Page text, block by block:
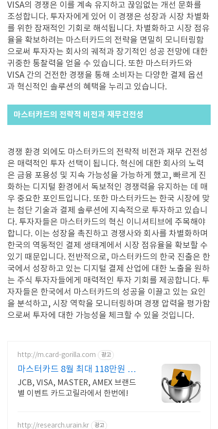
VISA의 경쟁은 이를 계속 유지하고 끊임없는 개선 문화를
조성합니다. 투자자에게 있어 이 경쟁은 성장과 시장 차별화
를 위한 잠재적인 기회로 해석됩니다. 차별화하고 시장 점유
율을 확보하려는 마스터카드의 전략을 면밀히 모니터링함
으로써 투자자는 회사의 궤적과 장기적인 성공 전망에 대한
귀중한 통찰력을 얻을 수 있습니다. 또한 마스터카드와
VISA 간의 건전한 경쟁을 통해 소비자는 다양한 결제 옵션
과 혁신적인 솔루션의 혜택을 누리고 있습니다.
마스터카드의 전략적 비전과 재무건전성
경쟁 환경 외에도 마스터카드의 전략적 비전과 재무 건전성
은 매력적인 투자 선택이 됩니다. 혁신에 대한 회사의 노력
은 금융 포용성 및 지속 가능성을 가능하게 했고, 빠르게 진
화하는 디지털 환경에서 독보적인 경쟁력을 유지하는 데 매
우 중요한 포인트입니다. 또한 마스터카드는 한국 시장에 맞
는 첨단 기술과 결제 솔루션에 지속적으로 투자하고 있습니
다. 투자자들은 마스터카드의 혁신 이니셔티브에 주목해야
합니다. 이는 성장을 촉진하고 경쟁사와 회사를 차별화하며
한국의 역동적인 결제 생태계에서 시장 점유율을 확보할 수
있기 때문입니다. 전반적으로, 마스터카드의 한국 진출은 한
국에서 성장하고 있는 디지털 결제 산업에 대한 노출을 원하
는 주식 투자자들에게 매력적인 투자 기회를 제공합니다. 투
자자들은 한국에서 마스터카드의 성공을 이끌고 있는 요인
을 분석하고, 시장 역학을 모니터링하며 경쟁 압력을 평가함
으로써 투자에 대한 가능성을 체크할 수 있을 것입니다.
http://m.card-gorilla.com 광고
마스터카드 8월 최대 118만원 혜
택
JCB, VISA, MASTER, AMEX 브랜드
별 이벤트 카드고릴라에서 한번에!
http://research.urain.kr 광고